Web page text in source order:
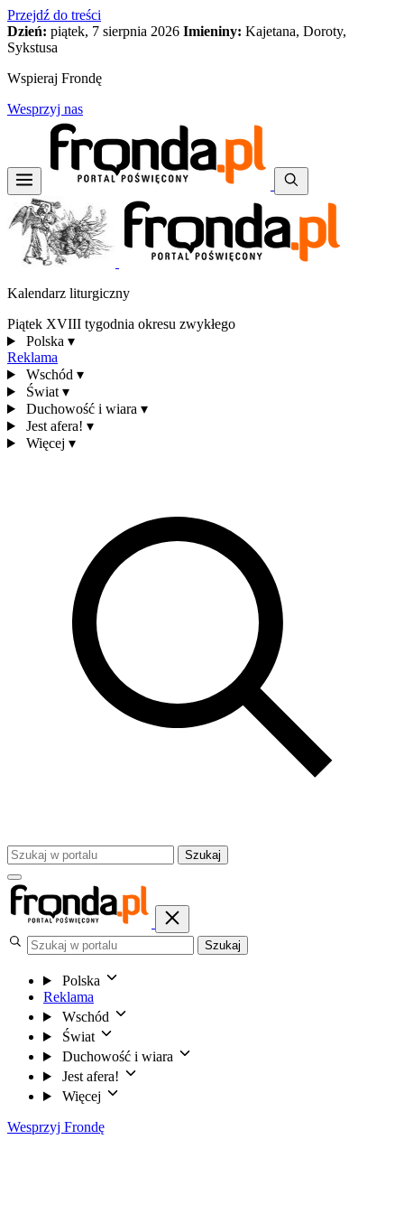
Przejdź do treści
Dzień: piątek, 7 sierpnia 2026 Imieniny: Kajetana, Doroty,
Sykstusa
Wspieraj Frondę
Wesprzyj nas
Kalendarz liturgiczny
Piątek XVIII tygodnia okresu zwykłego
Polska ▾
Reklama
Wschód ▾
Świat ▾
Duchowość i wiara ▾
Jest afera! ▾
Więcej ▾
Szukaj
Szukaj
Polska
Reklama
Wschód
Świat
Duchowość i wiara
Jest afera!
Więcej
Wesprzyj Frondę